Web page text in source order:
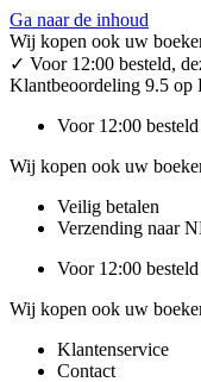
Ga naar de inhoud
Wij kopen ook uw
✓ Voor 12:00 besteld,
Klantbeoordeling 9.5 op
Voor 12:00
Wij kopen ook uw
Veilig betalen
Verzending naar
Voor 12:00
Wij kopen ook uw
Klantenservice
Contact